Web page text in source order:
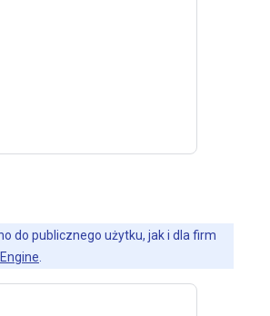
do publicznego użytku, jak i dla firm